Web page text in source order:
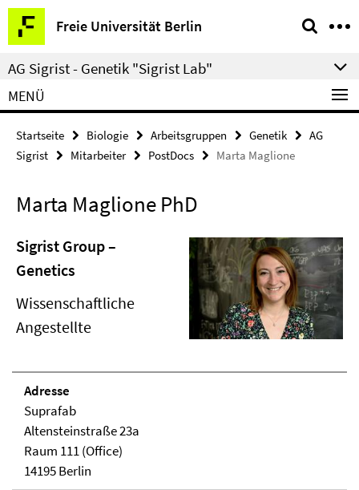
Springe
direkt
zu
Inhalt
Freie Universität Berlin
Service-
Navigation
AG Sigrist - Genetik "Sigrist Lab"
MENÜ
Startseite Biologie Arbeitsgruppen Genetik
AG
Sigrist
Mitarbeiter PostDocs Marta Maglione
Marta Maglione PhD
Sigrist Group –
Genetics
Wissenschaftliche
Angestellte
Adresse
Suprafab
Altensteinstraße 23a
Raum 111 (Office)
14195 Berlin